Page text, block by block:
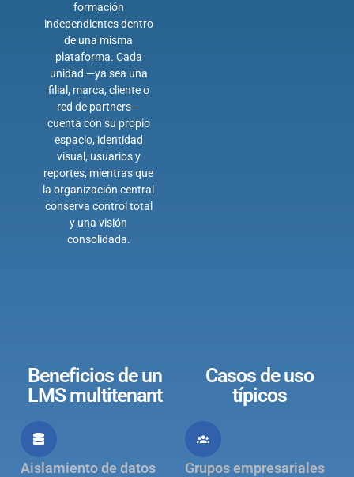
formación
independientes dentro
de una misma
plataforma. Cada
unidad —ya sea una
filial, marca, cliente o
red de partners—
cuenta con su propio
espacio, identidad
visual, usuarios y
reportes, mientras que
la organización central
conserva control total
y una visión
consolidada.
Beneficios de un
LMS multitenant
Aislamiento de datos
Casos de uso
típicos
Grupos empresariales